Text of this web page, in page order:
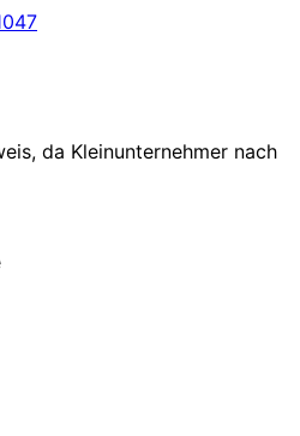
da Kleinunternehmer nach